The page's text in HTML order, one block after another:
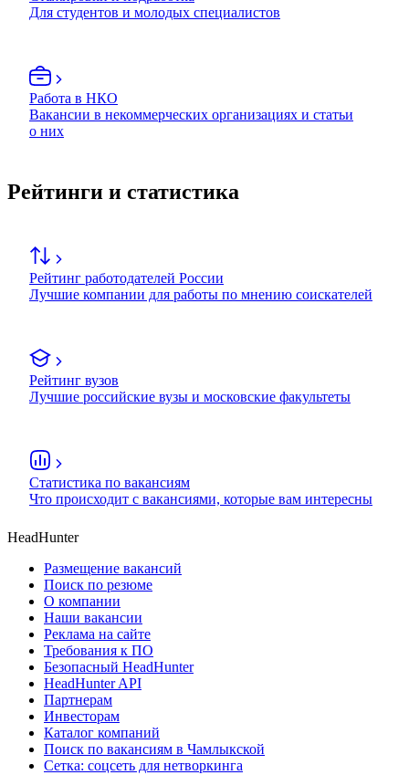
Для студентов и молодых специалистов
Работа в НКО
Вакансии в некоммерческих организациях и статьи
о них
Рейтинги и статистика
Рейтинг работодателей России
Лучшие компании для работы по мнению соискателей
Рейтинг вузов
Лучшие российские вузы и московские факультеты
Статистика по вакансиям
Что происходит с вакансиями, которые вам интересны
HeadHunter
Размещение вакансий
Поиск по резюме
О компании
Наши вакансии
Реклама на сайте
Требования к ПО
Безопасный HeadHunter
HeadHunter API
Партнерам
Инвесторам
Каталог компаний
Поиск по вакансиям в Чамлыкской
Сетка: соцсеть для нетворкинга